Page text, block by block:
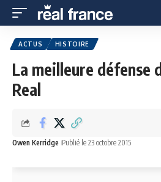
ACTUS HISTOIRE
La meilleure défense
Real
Owen Kerridge Publié le 23 octobre 2015